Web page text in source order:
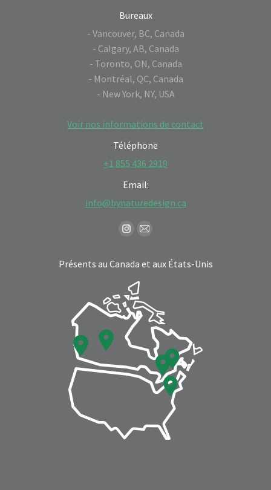
Bureaux
- Vancouver, BC, Canada
- Calgary, AB, Canada
- Toronto, ON, Canada
- Montréal, QC, Canada
- New York, NY, USA
Voir nos informations de contact
Téléphone
+1 855 436 2919
Email:
info@bynaturedesign.ca
Instagram
opens
in
new
window
Mail
opens
window
Présents au Canada et aux États-Unis